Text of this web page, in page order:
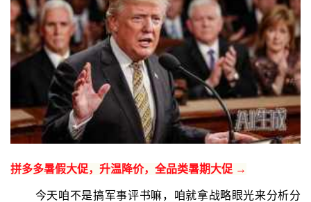
拼多多暑假大促，升温降价，全品类暑期大促 →
今天咱不是搞军事评书嘛，咱就拿战略眼光来分析分